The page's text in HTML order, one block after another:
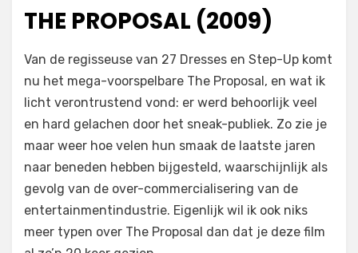
THE PROPOSAL (2009)
door Filmofiel.nl
Laat een reactie achterop
Proposal
(2009)
Van de regisseuse van 27 Dresses en Step-Up komt
nu het mega-voorspelbare The Proposal, en wat ik
licht verontrustend vond: er werd behoorlijk veel
en hard gelachen door het sneak-publiek. Zo zie je
maar weer hoe velen hun smaak de laatste jaren
naar beneden hebben bijgesteld, waarschijnlijk als
gevolg van de over-commercialisering van de
entertainmentindustrie. Eigenlijk wil ik ook niks
meer typen over The Proposal dan dat je deze film